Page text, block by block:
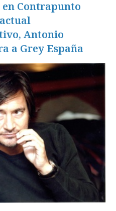
Contrapunto
Antonio
a Grey España